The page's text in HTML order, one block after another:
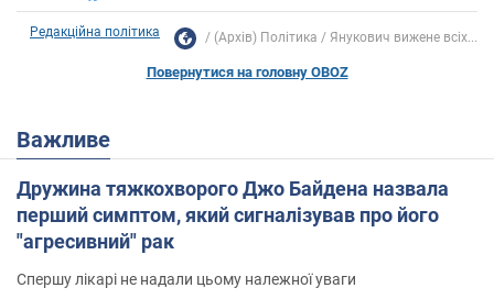
Редакційна політика (Архів) Політика Янукович вижене всіх...
Повернутися на головну OBOZ
Важливе
Дружина тяжкохворого Джо Байдена назвала
перший симптом, який сигналізував про його
"агресивний" рак
Спершу лікарі не надали цьому належної уваги